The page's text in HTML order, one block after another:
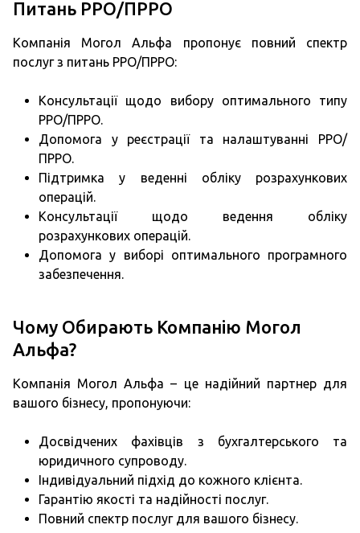
Питань РРО/ПРРО
Компанія Могол Альфа пропонує повний спектр
послуг з питань РРО/ПРРО:
Консультації щодо вибору оптимального типу
РРО/ПРРО.
Допомога у реєстрації та налаштуванні РРО/
ПРРО.
Підтримка у веденні обліку розрахункових
операцій.
Консультації щодо ведення обліку
розрахункових операцій.
Допомога у виборі оптимального програмного
забезпечення.
Чому Обирають Компанію Могол
Альфа?
Компанія Могол Альфа – це надійний партнер для
вашого бізнесу, пропонуючи:
Досвідчених фахівців з бухгалтерського та
юридичного супроводу.
Індивідуальний підхід до кожного клієнта.
Гарантію якості та надійності послуг.
Повний спектр послуг для вашого бізнесу.